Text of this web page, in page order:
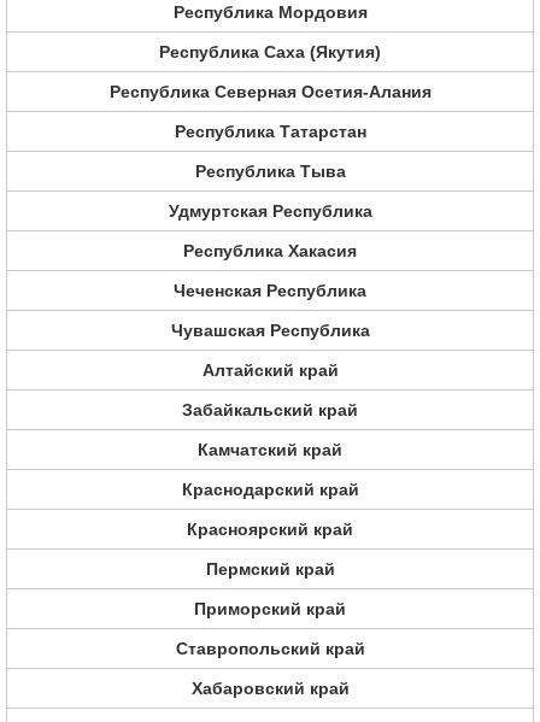
Республика Мордовия
Республика Саха (Якутия)
Республика Северная Осетия-Алания
Республика Татарстан
Республика Тыва
Удмуртская Республика
Республика Хакасия
Чеченская Республика
Чувашская Республика
Алтайский край
Забайкальский край
Камчатский край
Краснодарский край
Красноярский край
Пермский край
Приморский край
Ставропольский край
Хабаровский край